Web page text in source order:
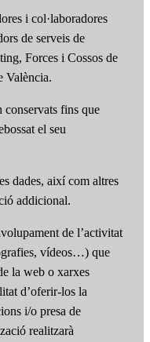
i col·laboradores
de serveis de
Forces i Cossos de
València.
conservats fins que
el seu
dades, així com altres
addicional.
de l’activitat
vídeos…) que
la web o xarxes
d’oferir-los la
i/o presa de
realitzarà